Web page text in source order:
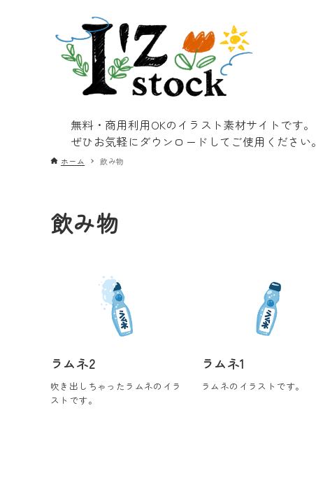
無料・商用利用OKのイラスト素材サイトです。
ぜひお気軽にダウンロードしてご使用ください。
ホーム 飲み物
飲み物
ラムネ2
吹き出しちゃったラムネのイラ
ストです。
ラムネ1
ラムネのイラストです。